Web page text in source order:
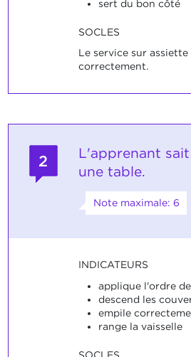
sert du bon côté
SOCLES
Le service sur
correctement.
2
L'apprenant
une table.
Note maximale: 6
INDICATEURS
applique l'ordre
descend les
empile
range la vaisselle
SOCLES